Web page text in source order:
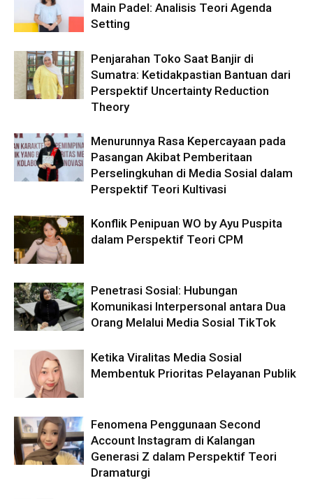
Main Padel: Analisis Teori Agenda
Setting
Penjarahan Toko Saat Banjir di
Sumatra: Ketidakpastian Bantuan dari
Perspektif Uncertainty Reduction
Theory
Menurunnya Rasa Kepercayaan pada
Pasangan Akibat Pemberitaan
Perselingkuhan di Media Sosial dalam
Perspektif Teori Kultivasi
Konflik Penipuan WO by Ayu Puspita
dalam Perspektif Teori CPM
Penetrasi Sosial: Hubungan
Komunikasi Interpersonal antara Dua
Orang Melalui Media Sosial TikTok
Ketika Viralitas Media Sosial
Membentuk Prioritas Pelayanan Publik
Fenomena Penggunaan Second
Account Instagram di Kalangan
Generasi Z dalam Perspektif Teori
Dramaturgi